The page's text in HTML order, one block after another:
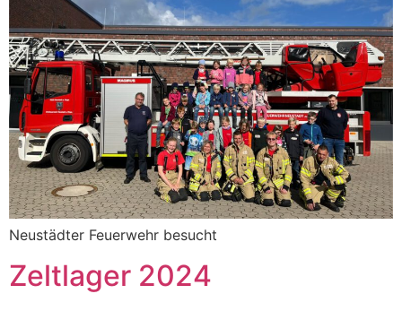
Neustädter Feuerwehr besucht
Zeltlager 2024